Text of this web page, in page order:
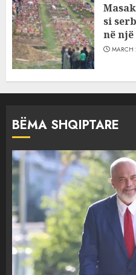
si
në
MARCH
BËMA SHQIPTARE